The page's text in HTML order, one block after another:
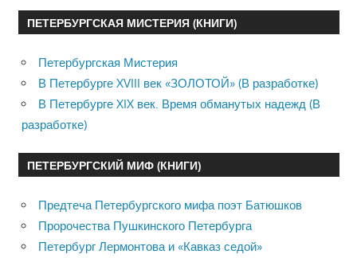
ПЕТЕРБУРГСКАЯ МИСТЕРИЯ (КНИГИ)
Петербургская Мистерия
В Петербурге XVIII век «ЗОЛОТОЙ» (В разработке)
В Петербурге XIX век. Время обманутых надежд (В
разработке)
ПЕТЕРБУРГСКИЙ МИФ (КНИГИ)
Предтеча Петербургского мифа поэт Батюшков
Пророчества Пушкинского Петербурга
Петербург Лермонтова и «Кавказ седой»